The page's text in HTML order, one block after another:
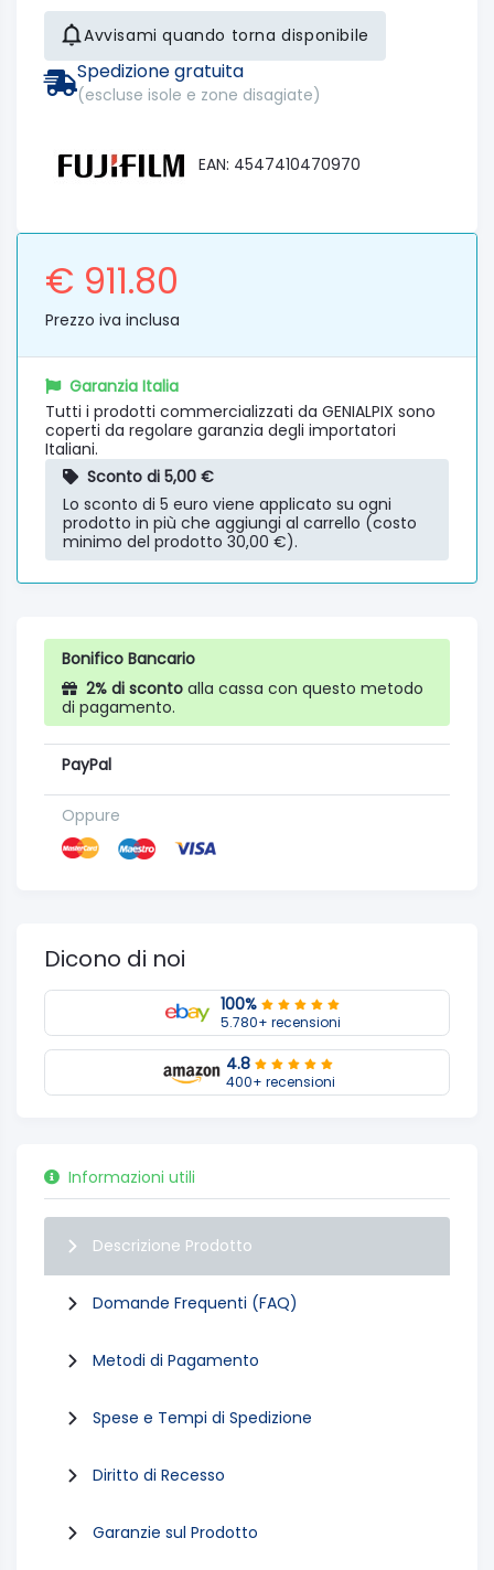
Avvisami quando torna disponibile
Spedizione gratuita
(escluse isole e zone disagiate)
EAN: 4547410470970
€ 911.80
Prezzo iva inclusa
Garanzia Italia
Tutti i prodotti commercializzati da GENIALPIX sono
coperti da regolare garanzia degli importatori
Italiani.
Sconto di 5,00 €
Lo sconto di 5 euro viene applicato su ogni
prodotto in più che aggiungi al carrello (costo
minimo del prodotto 30,00 €).
Bonifico Bancario
2% di sconto alla cassa con questo metodo
di pagamento.
PayPal
Oppure
Dicono di noi
100%
5.780+ recensioni
4.8
400+ recensioni
Informazioni utili
Descrizione Prodotto
Domande Frequenti (FAQ)
Metodi di Pagamento
Spese e Tempi di Spedizione
Diritto di Recesso
Garanzie sul Prodotto